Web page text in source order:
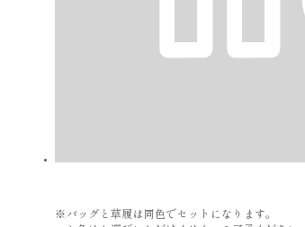
※バッグと草履は同色でセットになります。